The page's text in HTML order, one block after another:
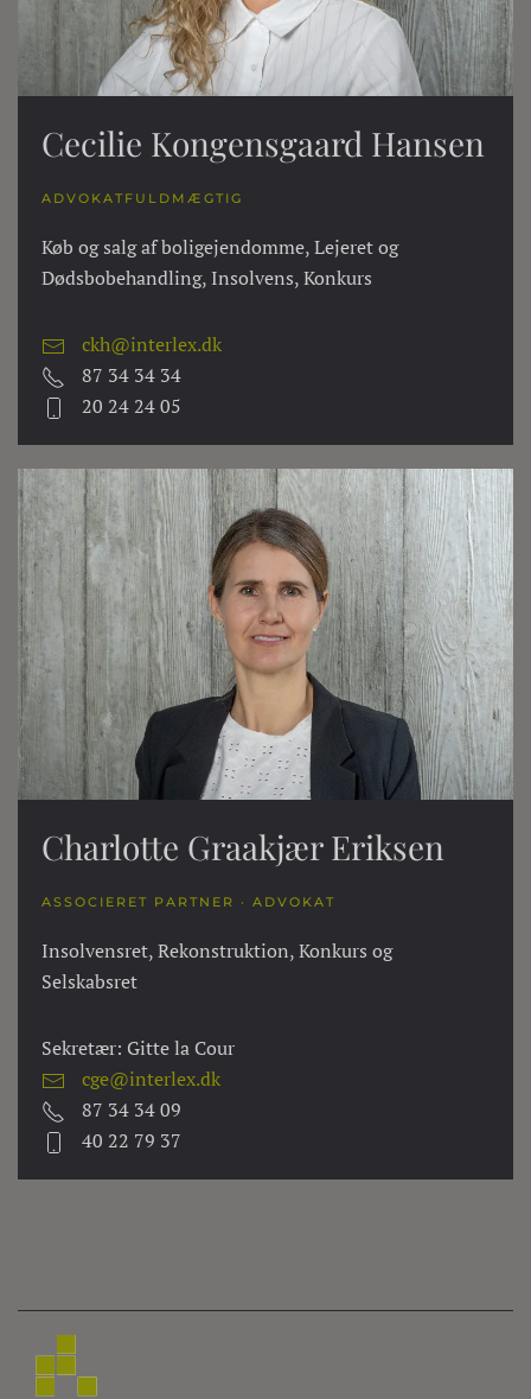
Cecilie Kongensgaard Hansen
ADVOKATFULDMÆGTIG
Køb og salg af boligejendomme, Lejeret og
Dødsbobehandling, Insolvens, Konkurs
ckh@interlex.dk
87 34 34 34
20 24 24 05
Charlotte Graakjær Eriksen
ASSOCIERET PARTNER · ADVOKAT
Insolvensret, Rekonstruktion, Konkurs og
Selskabsret
Sekretær: Gitte la Cour
cge@interlex.dk
87 34 34 09
40 22 79 37